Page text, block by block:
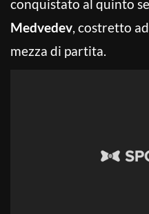
conquistato al quinto
Medvedev, costretto
mezza di partita.